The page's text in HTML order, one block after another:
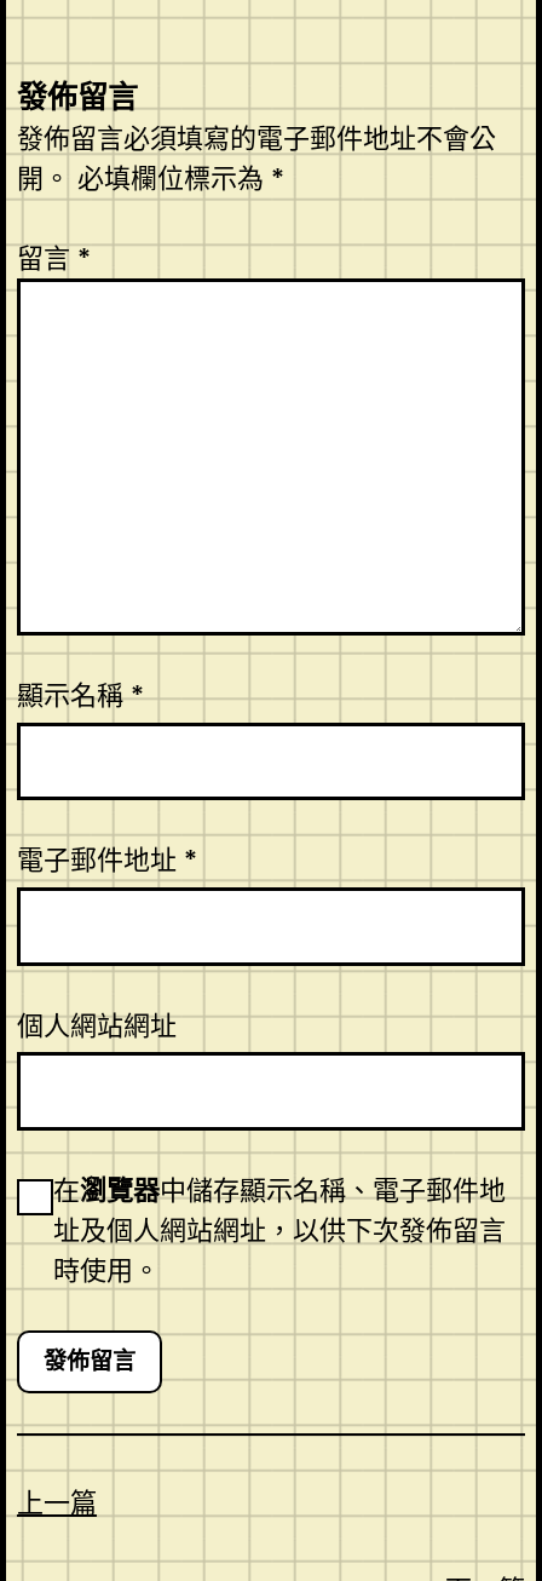
發佈留言
發佈留言必須填寫的電子郵件地址不會公
開。 必填欄位標示為 *
留言*
顯示名稱*
電子郵件地址 *
個人網站網址
在瀏覽器中儲存顯示名稱、電子郵件地
址及個人網站網址，以供下次發佈留言
時使用。
上一篇